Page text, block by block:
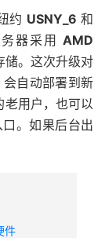
约 USNY_6 和
器采用 AMD
。这次升级对
自动部署到新
老用户，也可以
。如果后台出
件